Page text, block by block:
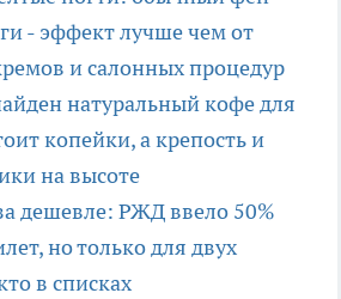
- эффект лучше чем от
и салонных процедур
натуральный кофе для
копейки, а крепость и
на высоте
дешевле: РЖД ввело 50%
но только для двух
в списках